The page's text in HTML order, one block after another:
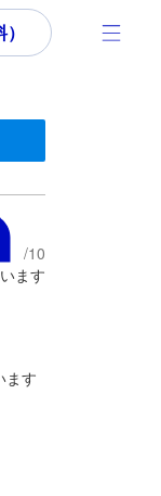
/10
ます
ます